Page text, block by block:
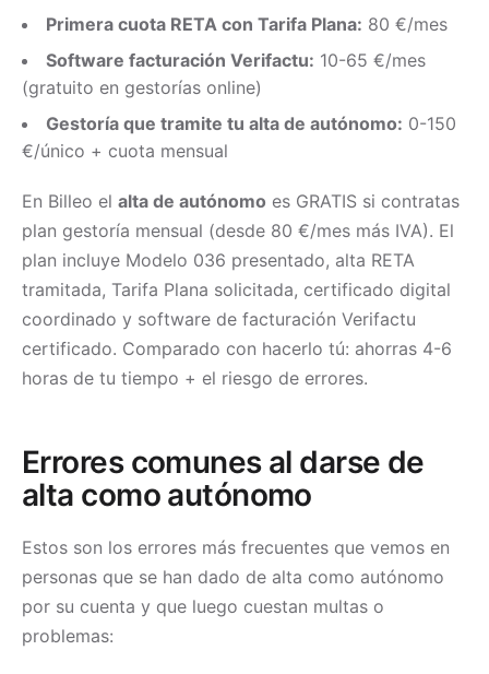
Primera cuota RETA con Tarifa Plana: 80 €/mes
Software facturación Verifactu: 10-65 €/mes
(gratuito en gestorías online)
Gestoría que tramite tu alta de autónomo: 0-150
€/único + cuota mensual
En Billeo el alta de autónomo es GRATIS si contratas
plan gestoría mensual (desde 80 €/mes más IVA). El
plan incluye Modelo 036 presentado, alta RETA
tramitada, Tarifa Plana solicitada, certificado digital
coordinado y software de facturación Verifactu
certificado. Comparado con hacerlo tú: ahorras 4-6
horas de tu tiempo + el riesgo de errores.
Errores comunes al darse de
alta como autónomo
Estos son los errores más frecuentes que vemos en
personas que se han dado de alta como autónomo
por su cuenta y que luego cuestan multas o
problemas: